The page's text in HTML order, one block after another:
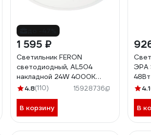
1 595 ₽
Светильник FERON
светодиодный, AL504
накладной 24W 4000K
белый 27941
4.8(110) 15928736
В корзину
ЭРА
4.1
В